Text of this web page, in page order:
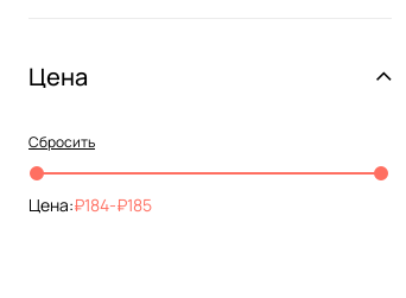
Цена
Сбросить
Цена: 184- 185